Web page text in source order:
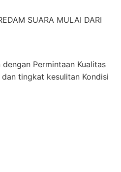
SUARA MULAI DARI
Permintaan Kualitas
tingkat kesulitan Kondisi